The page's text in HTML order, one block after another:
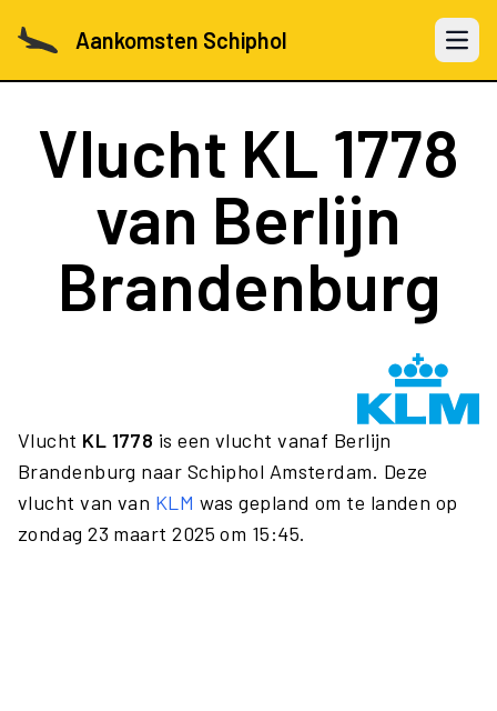
Aankomsten Schiphol Open
Vlucht KL 1778
van Berlijn
Brandenburg
Vlucht KL 1778 is een vlucht vanaf Berlijn
Brandenburg naar Schiphol Amsterdam. Deze
vlucht van van KLM was gepland om te landen op
zondag 23 maart 2025 om 15:45.